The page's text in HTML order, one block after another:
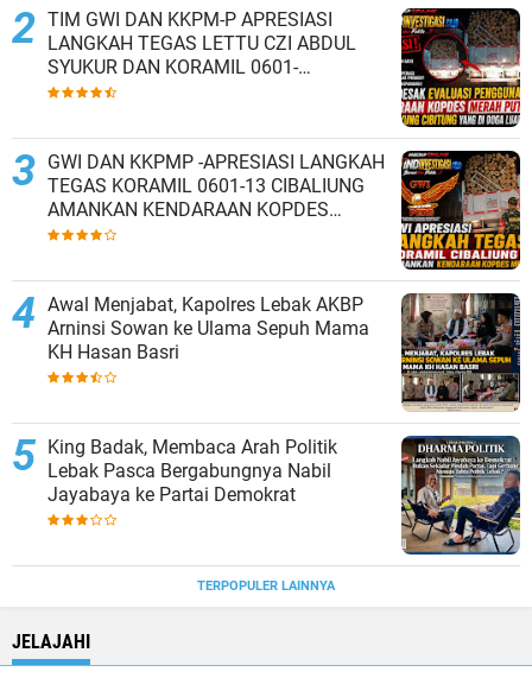
TIM GWI DAN KKPM-P APRESIASI
LANGKAH TEGAS LETTU CZI ABDUL
SYUKUR DAN KORAMIL 0601-
13/CIBALIUNG AMANKAN KENDARAAN
GWI DAN KKPMP -APRESIASI LANGKAH
TEGAS KORAMIL 0601-13 CIBALIUNG
AMANKAN KENDARAAN KOPDES
MERAH PUTIH
Awal Menjabat, Kapolres Lebak AKBP
Arninsi Sowan ke Ulama Sepuh Mama
KH Hasan Basri
King Badak, Membaca Arah Politik
Lebak Pasca Bergabungnya Nabil
Jayabaya ke Partai Demokrat
TERPOPULER LAINNYA
JELAJAHI